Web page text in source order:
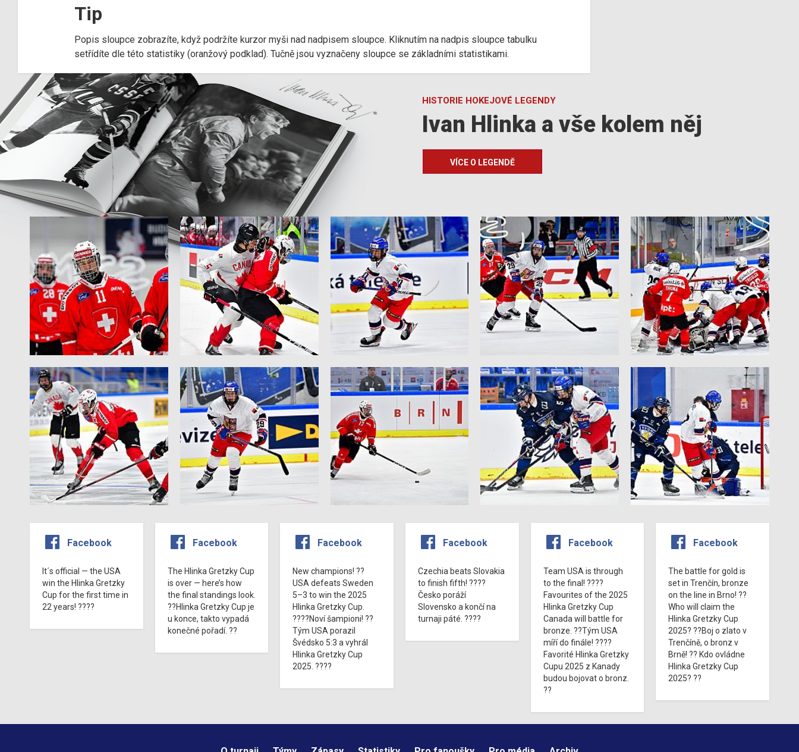
Tip
Popis sloupce zobrazíte, když podržíte kurzor myši nad nadpisem sloupce. Kliknutím na nadpis sloupce tabulku
setřídíte dle této statistiky (oranžový podklad). Tučně jsou vyznačeny sloupce se základními statistikami.
HISTORIE HOKEJOVÉ LEGENDY
Ivan Hlinka a vše kolem něj
VÍCE O LEGENDĚ
Facebook
It´s official — the USA
win the Hlinka Gretzky
Cup for the first time in
22 years! ????
Facebook
The Hlinka Gretzky Cup
is over — here’s how
the final standings look.
??Hlinka Gretzky Cup je
u konce, takto vypadá
konečné pořadí. ??
Facebook
New champions! ??
USA defeats Sweden
5–3 to win the 2025
Hlinka Gretzky Cup.
????Noví šampioni! ??
Tým USA porazil
Švédsko 5:3 a vyhrál
Hlinka Gretzky Cup
2025. ????
Facebook
Czechia beats Slovakia
to finish fifth! ????
Česko poráží
Slovensko a končí na
turnaji páté. ????
Facebook
Team USA is through
to the final! ????
Favourites of the 2025
Hlinka Gretzky Cup
Canada will battle for
bronze. ??Tým USA
míří do finále! ????
Favorité Hlinka Gretzky
Cupu 2025 z Kanady
budou bojovat o bronz.
??
Facebook
The battle for gold is
set in Trenčín, bronze
on the line in Brno! ??
Who will claim the
Hlinka Gretzky Cup
2025? ??Boj o zlato v
Trenčíně, o bronz v
Brně! ?? Kdo ovládne
Hlinka Gretzky Cup
2025? ??